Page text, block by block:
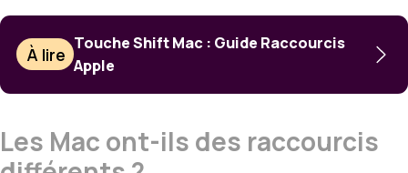
À lire
Touche Shift Mac : Guide Raccourcis
Apple
Les Mac ont-ils des raccourcis